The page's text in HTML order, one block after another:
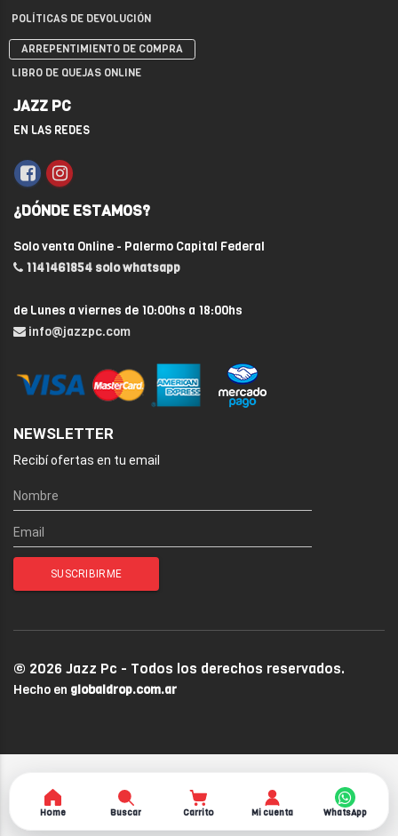
POLÍTICAS DE DEVOLUCIÓN
ARREPENTIMIENTO DE COMPRA
LIBRO DE QUEJAS ONLINE
JAZZ PC
EN LAS REDES
¿DÓNDE ESTAMOS?
Solo venta Online - Palermo Capital Federal
1141461854 solo whatsapp
de Lunes a viernes de 10:00hs a 18:00hs
info@jazzpc.com
NEWSLETTER
Recibí ofertas en tu email
© 2026 Jazz Pc - Todos los derechos reservados.
Hecho en globaldrop.com.ar
Home Buscar Carrito Mi cuenta